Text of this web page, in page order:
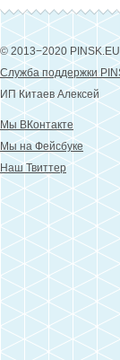
© 2013−2020 PINSK.EU
Служба поддержки
ИП Китаев Алексей
Мы ВКонтакте
Мы на Фейсбуке
Наш Твиттер